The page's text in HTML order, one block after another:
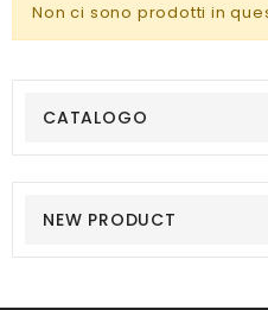
CATALOGO
NEW PRODUCT
Non ci sono prodotti in